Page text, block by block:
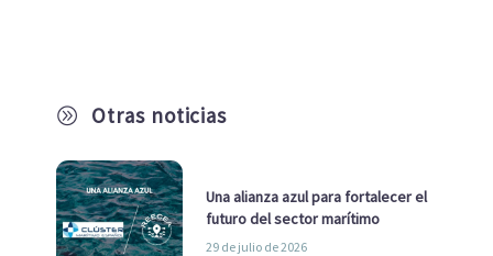
A Otras noticias
Una alianza azul para fortalecer el
futuro del sector marítimo
29 de julio de 2026